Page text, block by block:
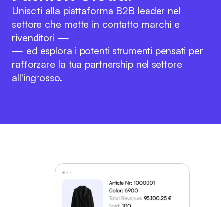
Unisciti alla piattaforma B2B leader nel
settore che mette in contatto marchi e
rivenditori —
— ed esplora i potenti strumenti pensati per
rafforzare la tua partnership nel settore
all'ingrosso.